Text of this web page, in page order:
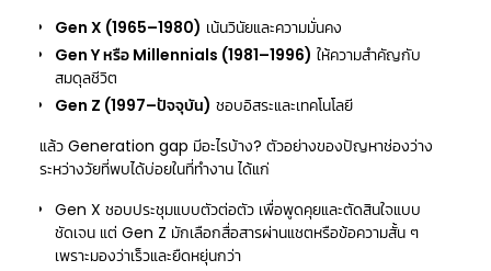
Gen X (1965–1980) เน้นวินัยและความมั่นคง
Gen Y หรือ Millennials (1981–1996) ให้ความสำคัญกับ
สมดุลชีวิต
Gen Z (1997–ปัจจุบัน) ชอบอิสระและเทคโนโลยี
แล้ว Generation gap มีอะไรบ้าง? ตัวอย่างของปัญหาช่องว่าง
ระหว่างวัยที่พบได้บ่อยในที่ทำงาน ได้แก่
Gen X ชอบประชุมแบบตัวต่อตัว เพื่อพูดคุยและตัดสินใจแบบ
ชัดเจน แต่ Gen Z มักเลือกสื่อสารผ่านแชตหรือข้อความสั้น ๆ
เพราะมองว่าเร็วและยืดหยุ่นกว่า